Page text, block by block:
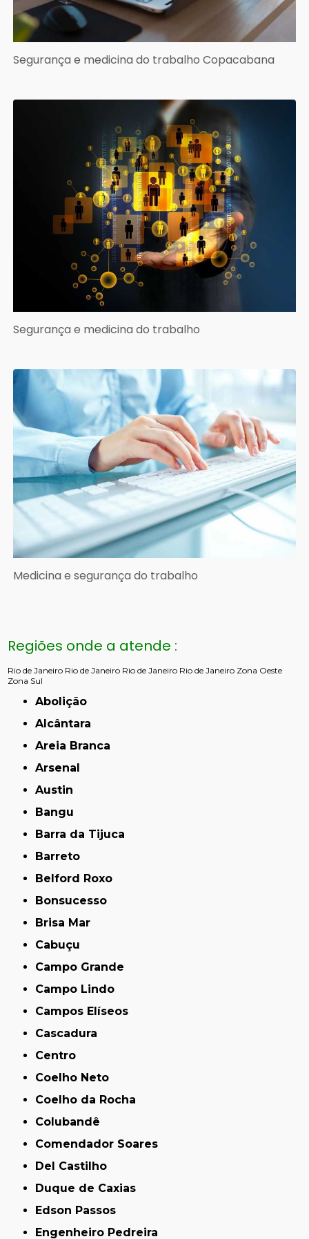
Segurança e medicina do trabalho Copacabana
Segurança e medicina do trabalho
Medicina e segurança do trabalho
Regiões onde a atende :
Rio de Janeiro Rio de Janeiro Rio de Janeiro Rio de Janeiro Zona Oeste
Zona Sul
Abolição
Alcântara
Areia Branca
Arsenal
Austin
Bangu
Barra da Tijuca
Barreto
Belford Roxo
Bonsucesso
Brisa Mar
Cabuçu
Campo Grande
Campo Lindo
Campos Elíseos
Cascadura
Centro
Coelho Neto
Coelho da Rocha
Colubandê
Comendador Soares
Del Castilho
Duque de Caxias
Edson Passos
Engenheiro Pedreira